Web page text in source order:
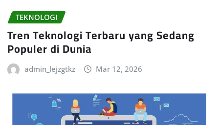
TEKNOLOGI
Tren Teknologi Terbaru yang Sedang
Populer di Dunia
admin_lejzgtkz Mar 12, 2026